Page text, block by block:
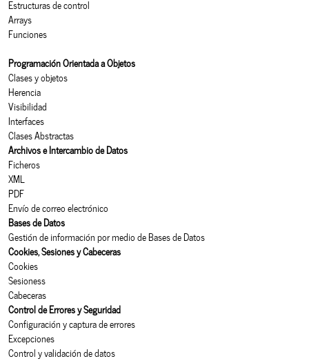
Estructuras de control
Arrays
Funciones
Programación Orientada a Objetos
Clases y objetos
Herencia
Visibilidad
Interfaces
Clases Abstractas
Archivos e Intercambio de Datos
Ficheros
XML
PDF
Envío de correo electrónico
Bases de Datos
Gestión de información por medio de Bases de Datos
Cookies, Sesiones y Cabeceras
Cookies
Sesioness
Cabeceras
Control de Errores y Seguridad
Configuración y captura de errores
Excepciones
Control y validación de datos